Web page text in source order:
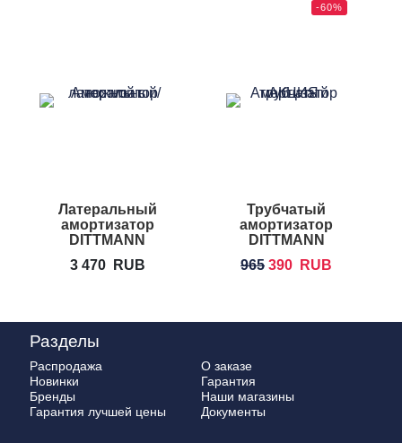
Латеральный
амортизатор
DITTMANN
3 470 RUB
-60%
Трубчатый
амортизатор
DITTMANN
965 390 RUB
Разделы
Распродажа
Новинки
Бренды
Гарантия лучшей цены
О заказе
Гарантия
Наши магазины
Документы